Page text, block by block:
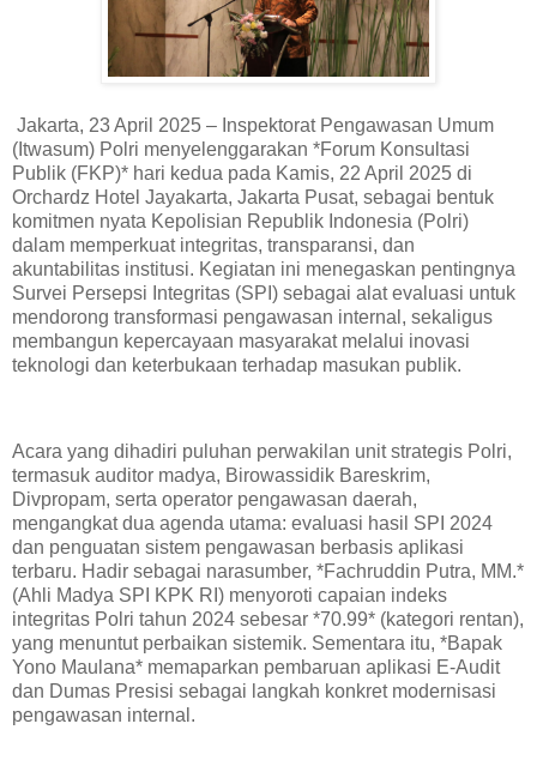
Jakarta, 23 April 2025 – Inspektorat Pengawasan Umum
(Itwasum) Polri menyelenggarakan *Forum Konsultasi
Publik (FKP)* hari kedua pada Kamis, 22 April 2025 di
Orchardz Hotel Jayakarta, Jakarta Pusat, sebagai bentuk
komitmen nyata Kepolisian Republik Indonesia (Polri)
dalam memperkuat integritas, transparansi, dan
akuntabilitas institusi. Kegiatan ini menegaskan pentingnya
Survei Persepsi Integritas (SPI) sebagai alat evaluasi untuk
mendorong transformasi pengawasan internal, sekaligus
membangun kepercayaan masyarakat melalui inovasi
teknologi dan keterbukaan terhadap masukan publik.
Acara yang dihadiri puluhan perwakilan unit strategis Polri,
termasuk auditor madya, Birowassidik Bareskrim,
Divpropam, serta operator pengawasan daerah,
mengangkat dua agenda utama: evaluasi hasil SPI 2024
dan penguatan sistem pengawasan berbasis aplikasi
terbaru. Hadir sebagai narasumber, *Fachruddin Putra, MM.*
(Ahli Madya SPI KPK RI) menyoroti capaian indeks
integritas Polri tahun 2024 sebesar *70.99* (kategori rentan),
yang menuntut perbaikan sistemik. Sementara itu, *Bapak
Yono Maulana* memaparkan pembaruan aplikasi E-Audit
dan Dumas Presisi sebagai langkah konkret modernisasi
pengawasan internal.